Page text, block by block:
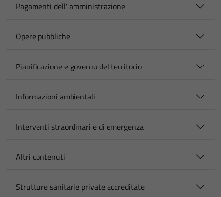
Pagamenti dell' amministrazione
Opere pubbliche
Pianificazione e governo del territorio
Informazioni ambientali
Interventi straordinari e di emergenza
Altri contenuti
Strutture sanitarie private accreditate